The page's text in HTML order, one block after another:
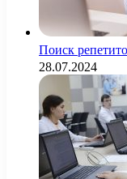
Поиск
28.07.2024